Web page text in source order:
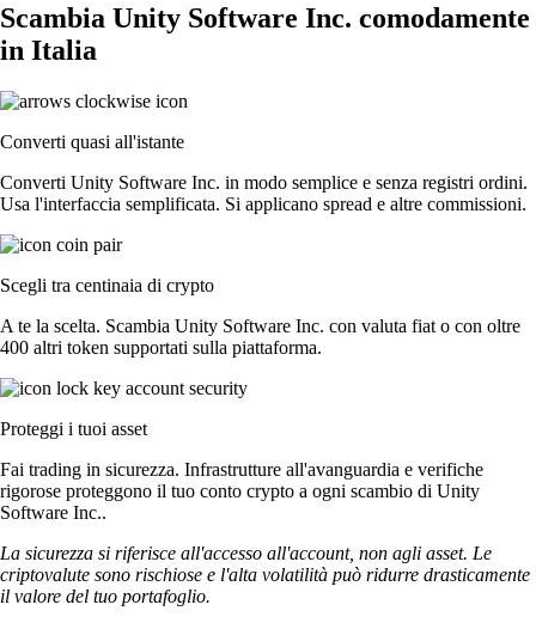
Scambia Unity Software Inc. comodamente
in Italia
Converti quasi all'istante
Converti Unity Software Inc. in modo semplice e senza registri ordini.
Usa l'interfaccia semplificata. Si applicano spread e altre commissioni.
Scegli tra centinaia di crypto
A te la scelta. Scambia Unity Software Inc. con valuta fiat o con oltre
400 altri token supportati sulla piattaforma.
Proteggi i tuoi asset
Fai trading in sicurezza. Infrastrutture all'avanguardia e verifiche
rigorose proteggono il tuo conto crypto a ogni scambio di Unity
Software Inc..
La sicurezza si riferisce all'accesso all'account, non agli asset. Le
criptovalute sono rischiose e l'alta volatilità può ridurre drasticamente
il valore del tuo portafoglio.